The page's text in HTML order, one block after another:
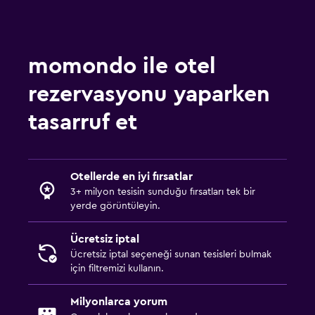
Havuz ve spa
Jakuzi
Bahçe
Çamaşırhane
Çamaşır yıkama tesisleri
Çalışma alanı
Çalışma masası
momondo ile otel
rezervasyonu yaparken
tasarruf et
Otellerde en iyi fırsatlar
3+ milyon tesisin sunduğu fırsatları tek bir
yerde görüntüleyin.
Ücretsiz iptal
Ücretsiz iptal seçeneği sunan tesisleri bulmak
için filtremizi kullanın.
Milyonlarca yorum